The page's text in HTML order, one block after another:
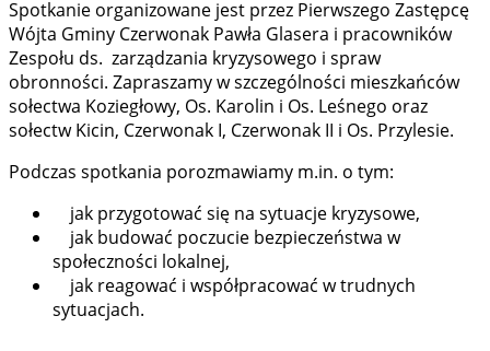
Spotkanie organizowane jest przez Pierwszego Zastępcę
Wójta Gminy Czerwonak Pawła Glasera i pracowników
Zespołu ds. zarządzania kryzysowego i spraw
obronności. Zapraszamy w szczególności mieszkańców
sołectwa Koziegłowy, Os. Karolin i Os. Leśnego oraz
sołectw Kicin, Czerwonak I, Czerwonak II i Os. Przylesie.
Podczas spotkania porozmawiamy m.in. o tym:
jak przygotować się na sytuacje kryzysowe,
jak budować poczucie bezpieczeństwa w
społeczności lokalnej,
jak reagować i współpracować w trudnych
sytuacjach.